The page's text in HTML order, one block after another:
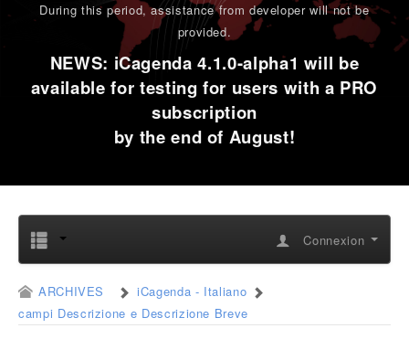
During this period,assistance from developer will not be
provided.
NEWS: iCagenda 4.1.0-alpha1 will be
available for testing for users with a PRO
subscription
by the end of August!
Connexion
ARCHIVES
iCagenda - Italiano
campi Descrizione e Descrizione Breve